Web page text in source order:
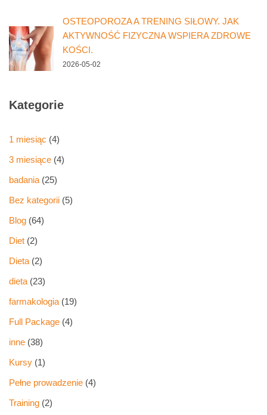
OSTEOPOROZA A TRENING SIŁOWY. JAK
AKTYWNOŚĆ FIZYCZNA WSPIERA ZDROWE
KOŚCI.
2026-05-02
Kategorie
1 miesiąc (4)
3 miesiące (4)
badania (25)
Bez kategorii (5)
Blog (64)
Diet (2)
Dieta (2)
dieta (23)
farmakologia (19)
Full Package (4)
inne (38)
Kursy (1)
Pełne prowadzenie (4)
Training (2)